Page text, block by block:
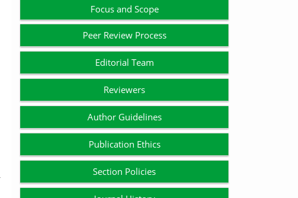
Focus and Scope
Peer Review Process
Editorial Team
Reviewers
Author Guidelines
Publication Ethics
Section Policies